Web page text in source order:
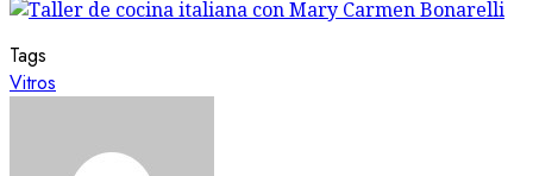
Tags
Vitros